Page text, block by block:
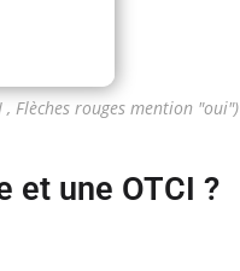
Flèches rouges mention "oui")
et une OTCI ?